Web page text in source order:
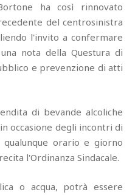
ha così rinnovato
del centrosinistra
l'invito a confermare
nota della Questura di
e prevenzione di atti
di bevande alcoliche
occasione degli incontri di
orario e giorno
l'Ordinanza Sindacale.
o acqua, potrà essere